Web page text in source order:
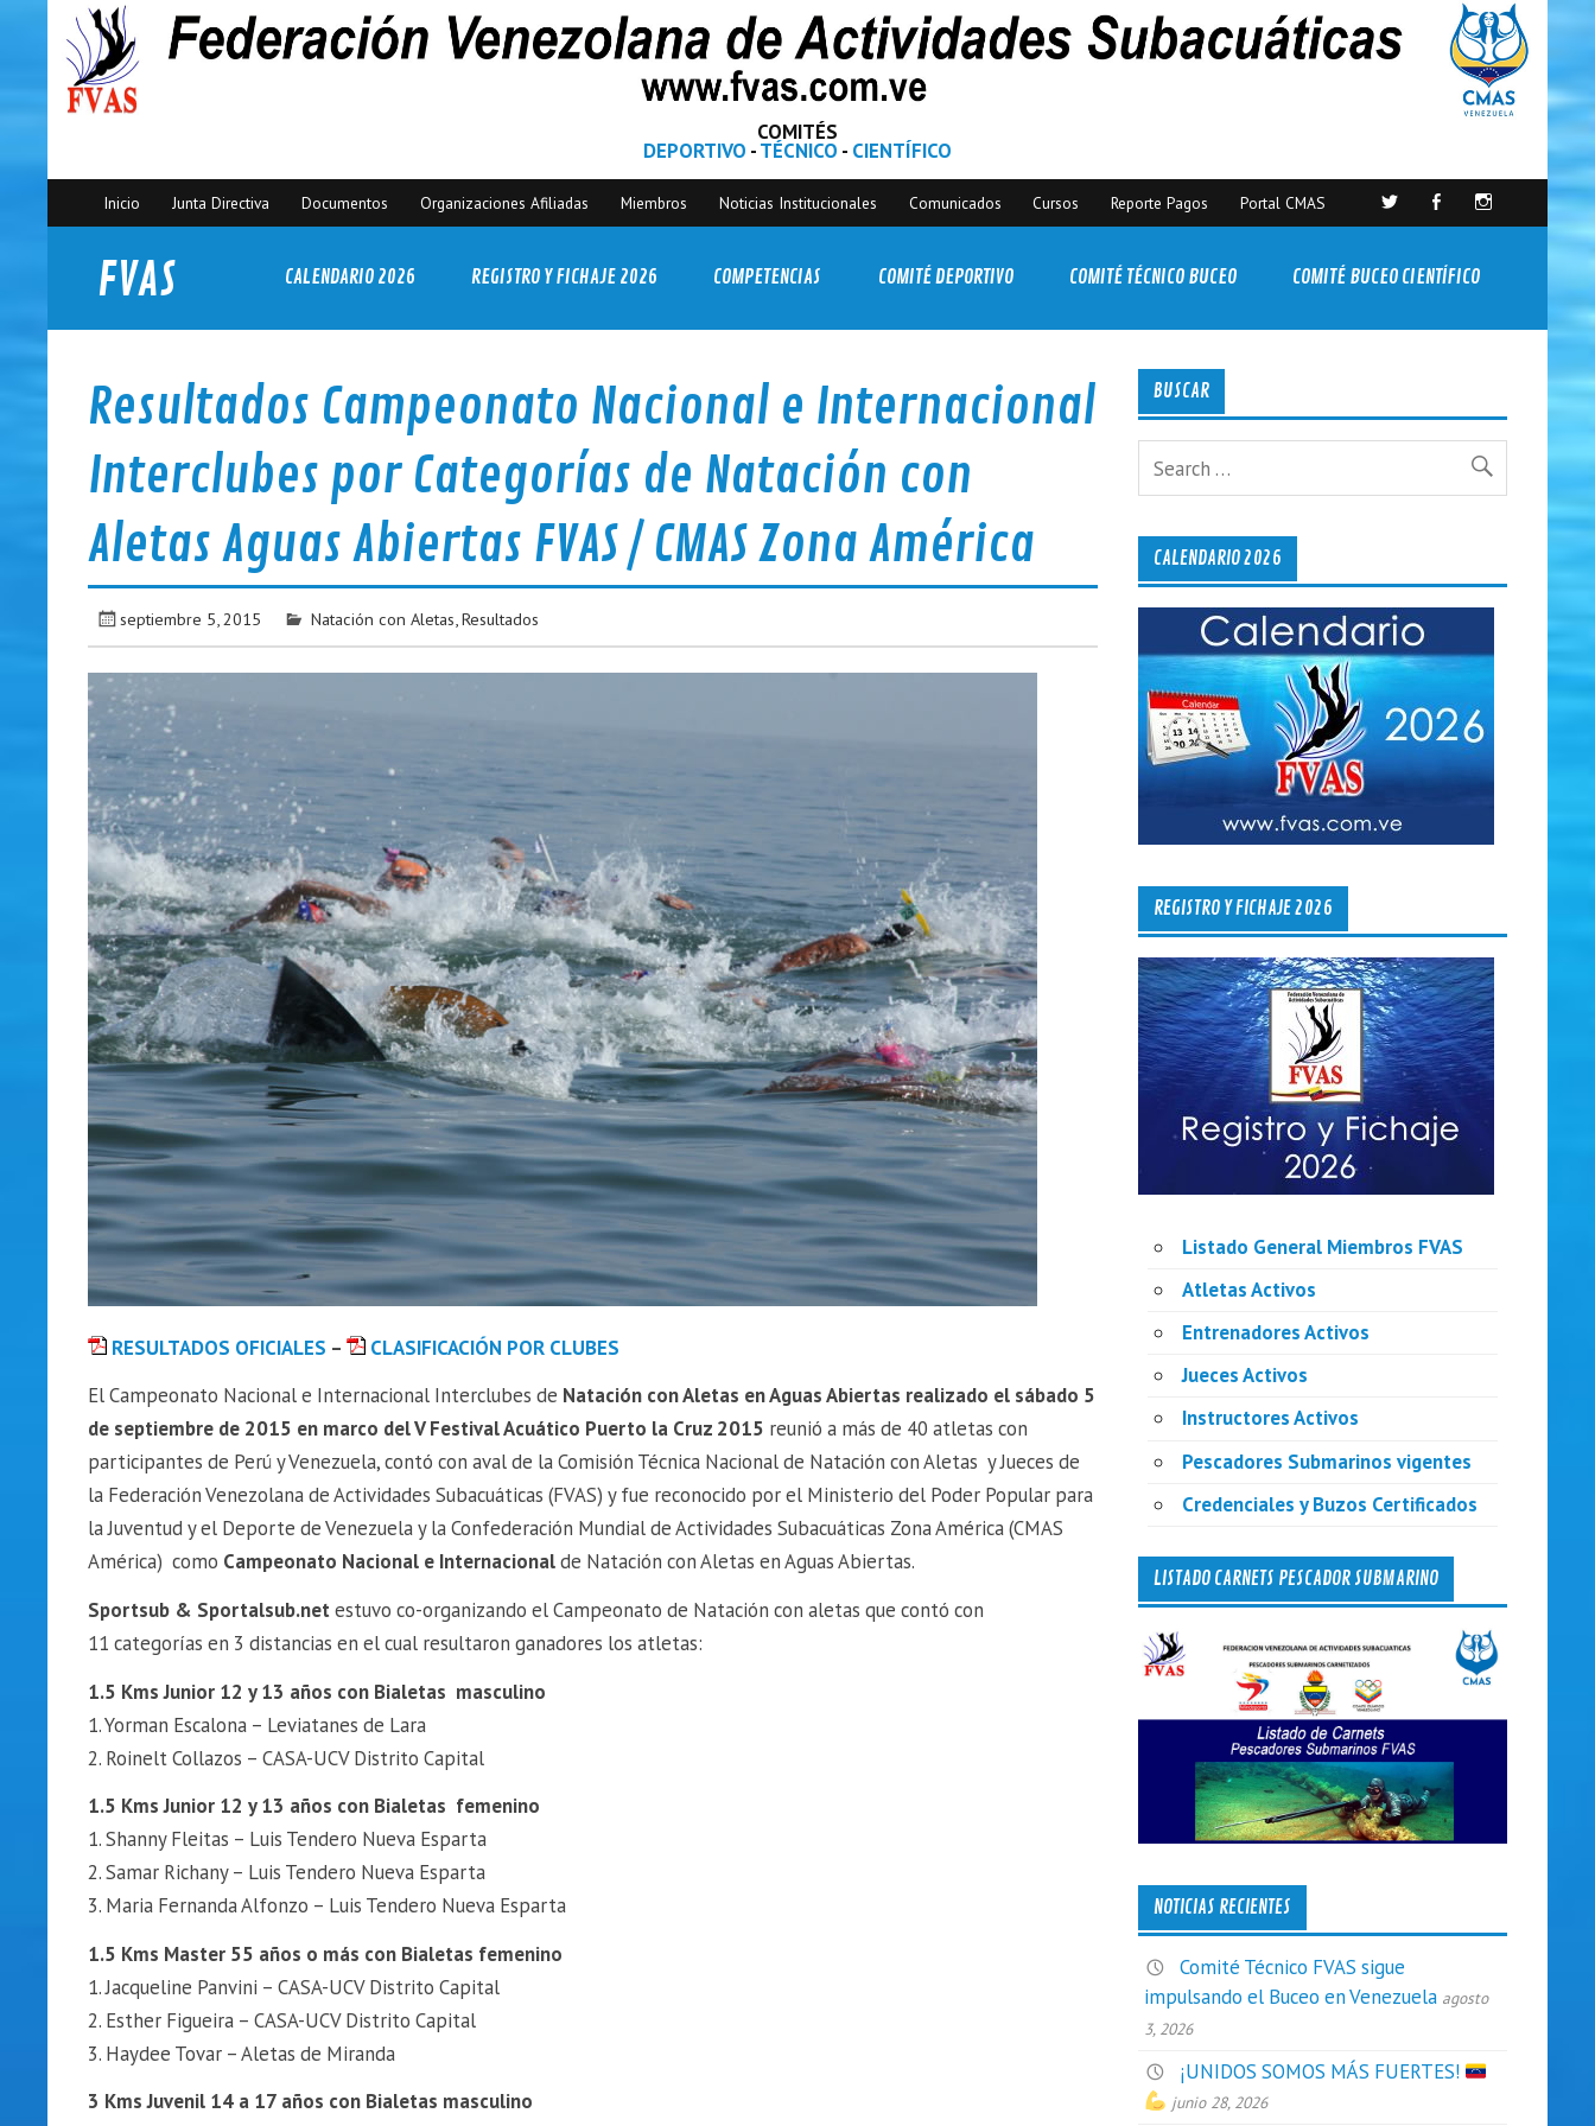
COMITÉS
DEPORTIVO -TÉCNICO - CIENTÍFICO
Inicio Junta Directiva Documentos Organizaciones Afiliadas Miembros Noticias Institucionales Comunicados Cursos Reporte Pagos Portal CMAS
FVAS
Federación Venezolana de Actividades Subacuáticas
CALENDARIO 2026 REGISTRO Y FICHAJE 2026 COMPETENCIAS COMITÉ DEPORTIVO COMITÉ TÉCNICO BUCEO COMITÉ BUCEO CIENTÍFICO
Resultados Campeonato Nacional e Internacional
Interclubes por Categorías de Natación con
Aletas Aguas Abiertas FVAS / CMAS Zona América
septiembre 5, 2015 Natación con Aletas ,Resultados
RESULTADOS OFICIALES –
CLASIFICACIÓN POR CLUBES
El Campeonato Nacional e Internacional Interclubes de Natación con Aletas en Aguas Abiertas realizado el sábado 5
de septiembre de 2015 en marco delV Festival Acuático Puerto la Cruz 2015 reunió a más de 40 atletas con
participantes de Perú y Venezuela, contó con aval de la Comisión Técnica Nacional de Natación con Aletas y Jueces de
la Federación Venezolana de Actividades Subacuáticas (FVAS) y fue reconocido por el Ministerio del Poder Popular para
la Juventud y el Deporte de Venezuela y la Confederación Mundial de Actividades Subacuáticas Zona América (CMAS
América) como Campeonato Nacional e Internacionalde Natación con Aletas en Aguas Abiertas.
Sportsub & Sportalsub.netestuvo co-organizando el Campeonato de Natación con aletas que contó con
11 categorías en 3 distancias en el cual resultaron ganadores los atletas:
1.5 Kms Junior 12 y 13 años con Bialetas masculino
1. Yorman Escalona – Leviatanes de Lara
2. Roinelt Collazos – CASA-UCV Distrito Capital
1.5 Kms Junior 12 y 13 años con Bialetas femenino
1. Shanny Fleitas – Luis Tendero Nueva Esparta
2. Samar Richany – Luis Tendero Nueva Esparta
3. Maria Fernanda Alfonzo – Luis Tendero Nueva Esparta
1.5 Kms Master 55 años o más con Bialetas femenino
1. Jacqueline Panvini – CASA-UCV Distrito Capital
2. Esther Figueira – CASA-UCV Distrito Capital
3. Haydee Tovar – Aletas de Miranda
3 Kms Juvenil 14 a 17 años con Bialetas masculino
BUSCAR
CALENDARIO 2026
REGISTRO Y FICHAJE 2026
Listado General Miembros FVAS
Atletas Activos
Entrenadores Activos
Jueces Activos
Instructores Activos
Pescadores Submarinos vigentes
Credenciales y Buzos Certificados
LISTADO CARNETS PESCADOR SUBMARINO
NOTICIAS RECIENTES
Comité Técnico FVAS sigue
impulsando el Buceo en Venezuela agosto
3, 2026
¡UNIDOS SOMOS MÁS FUERTES!
junio 28, 2026